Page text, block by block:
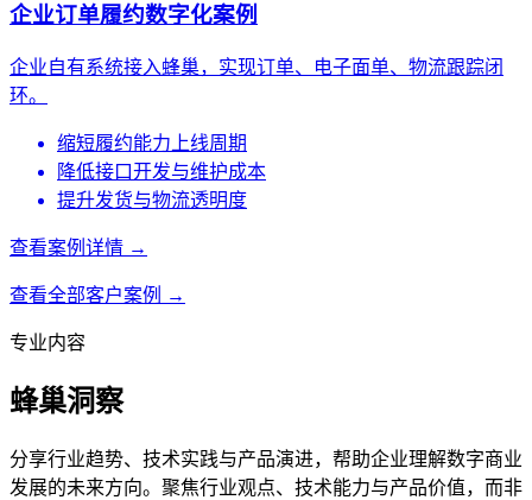
企业订单履约数字化案例
企业自有系统接入蜂巢，实现订单、电子面单、物流跟踪闭
环。
缩短履约能力上线周期
降低接口开发与维护成本
提升发货与物流透明度
查看案例详情 →
查看全部客户案例 →
专业内容
蜂巢洞察
分享行业趋势、技术实践与产品演进，帮助企业理解数字商业
发展的未来方向。聚焦行业观点、技术能力与产品价值，而非